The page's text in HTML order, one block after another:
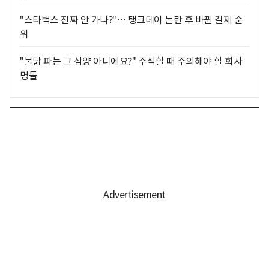
"스타벅스 진짜 안 가나?"… 탱크데이 논란 후 바뀐 결제 순
위
"불닭 파는 그 삼양 아니에요?" 주식할 때 주의해야 할 회사
명들